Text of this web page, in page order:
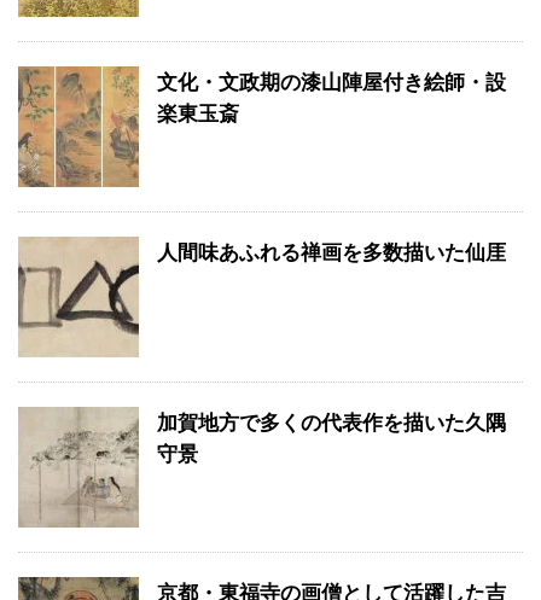
文化・文政期の漆山陣屋付き絵師・設
楽東玉斎
人間味あふれる禅画を多数描いた仙厓
加賀地方で多くの代表作を描いた久隅
守景
京都・東福寺の画僧として活躍した吉